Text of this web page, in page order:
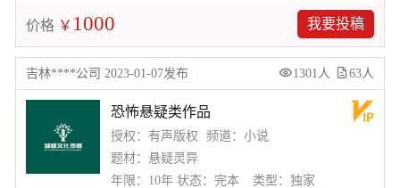
价格 ￥ 1000 我要投稿
吉林****公司 2023-01-07发布 1301人 63人
恐怖悬疑类作品
授权：有声版权
频道：小说
题材：悬疑灵异
年限：10年 状态：完本 类型：独家